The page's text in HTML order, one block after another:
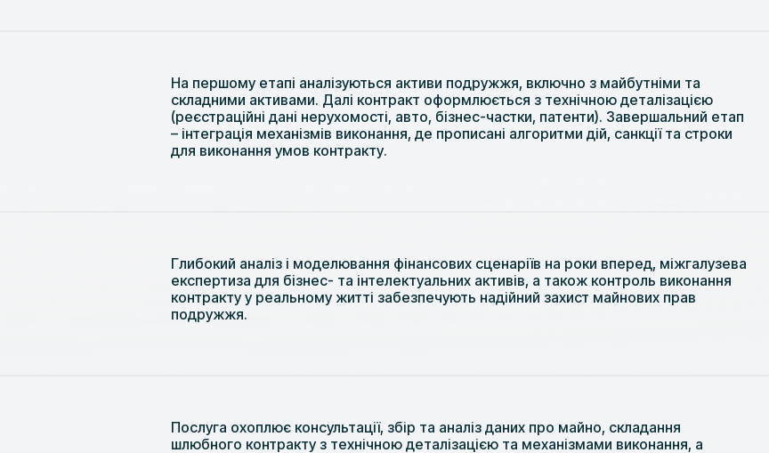
На першому етапі аналізуються активи подружжя, включно з майбутніми та
складними активами. Далі контракт оформлюється з технічною деталізацією
(реєстраційні дані нерухомості, авто, бізнес-частки, патенти). Завершальний етап
– інтеграція механізмів виконання, де прописані алгоритми дій, санкції та строки
для виконання умов контракту.
Глибокий аналіз і моделювання фінансових сценаріїв на роки вперед, міжгалузева
експертиза для бізнес- та інтелектуальних активів, а також контроль виконання
контракту у реальному житті забезпечують надійний захист майнових прав
подружжя.
Послуга охоплює консультації, збір та аналіз даних про майно, складання
шлюбного контракту з технічною деталізацією та механізмами виконання, а